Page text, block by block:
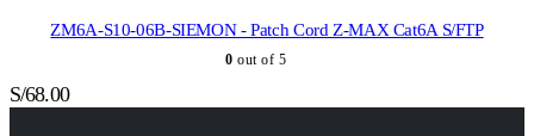
S/40.00. S/37.00.
ZM6A-S10-06B-SIEMON - Patch Cord Z-MAX Cat6A S/FTP
0 out of 5
S/68.00